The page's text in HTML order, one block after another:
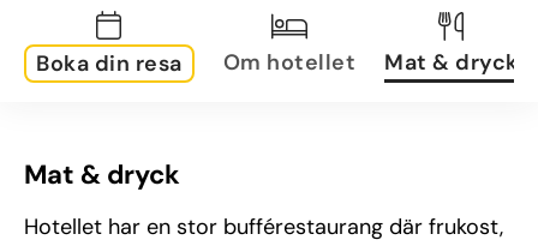
Boka din resa Om hotellet Mat & dryck
Mat & dryck
Hotellet har en stor bufférestaurang där frukost,